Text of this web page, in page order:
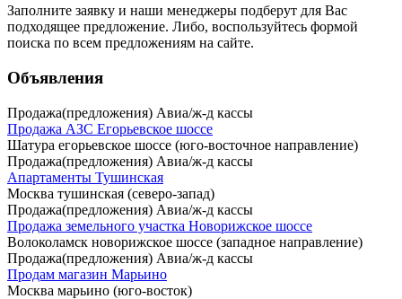
Заполните заявку и наши менеджеры подберут для Вас
подходящее предложение. Либо, воспользуйтесь формой
поиска по всем предложениям на сайте.
Объявления
Продажа(предложения) Авиа/ж-д кассы
Продажа АЗС Егорьевское шоссе
Шатура егорьевское шоссе (юго-восточное направление)
Продажа(предложения) Авиа/ж-д кассы
Апартаменты Тушинская
Москва тушинская (северо-запад)
Продажа(предложения) Авиа/ж-д кассы
Продажа земельного участка Новорижское шоссе
Волоколамск новорижское шоссе (западное направление)
Продажа(предложения) Авиа/ж-д кассы
Продам магазин Марьино
Москва марьино (юго-восток)